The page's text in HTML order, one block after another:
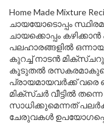
Home Made Mixture
ചായയോടൊപ്പം
ചായക്കൊപ്പം കഴിക്കാൻ
പലഹാരങ്ങളിൽ
കുറച്ച് നാടൻ
കൂടുതൽ
പ്രായമായവർക്ക് വരെ
മിക്സ്ചർ വീട്ടിൽ
സാധിക്കുമെന്നത്
ചേരുവകൾ